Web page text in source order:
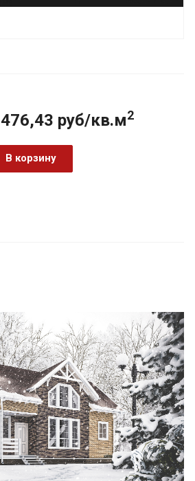
476,43 руб/кв.м2
В корзину